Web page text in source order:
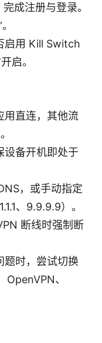
成注册与登录。
启用 Kill Switch
启。
用直连，其他流
设备开机即处于
，或手动指定
、9.9.9.9）。
断线时强制断
题时，尝试切换
、